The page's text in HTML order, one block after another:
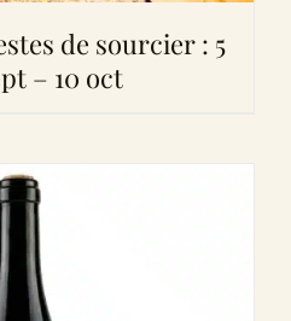
de sourcier : 5
– 10 oct